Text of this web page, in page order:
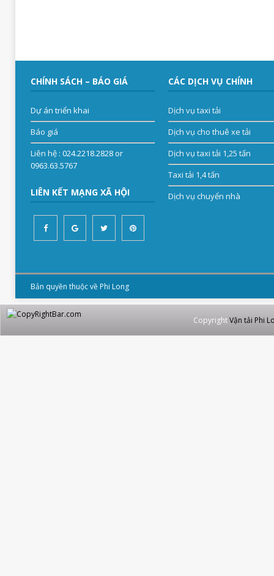
CHÍNH SÁCH – BÁO GIÁ
Dự án triển khai
Báo giá
Liên hệ: 024.2218.2828 or
0963.63.5767
LIÊN KẾT MẠNG XÃ HỘI
CÁC DỊCH VỤ CHÍNH
Dịch vụ taxi tải
Dịch vụ cho thuê xe tải
Dịch vụ taxi tải 1,25 tấn
Taxi tải 1,4 tấn
Dịch vụ chuyển nhà
Bản quyền thuộc về Phi Long
CopyrightVận tải Phi